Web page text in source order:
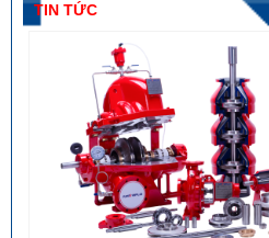
TIN TỨC